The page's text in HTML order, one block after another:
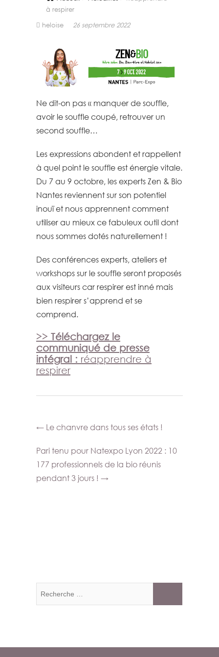
à respirer
heloise
26 septembre 2022
Ne dit-on pas « manquer de souffle,
avoir le souffle coupé, retrouver un
second souffle…
Les expressions abondent et rappellent
à quel point le souffle est énergie vitale.
Du 7 au 9 octobre, les experts Zen & Bio
Nantes reviennent sur son potentiel
inouï et nous apprennent comment
utiliser au mieux ce fabuleux outil dont
nous sommes dotés naturellement !
Des conférences experts, ateliers et
workshops sur le souffle seront proposés
aux visiteurs car respirer est inné mais
bien respirer s’apprend et se
comprend.
>> Téléchargez le
communiqué de presse
intégral : réapprendre à
respirer
← Le chanvre dans tous ses états !
Pari tenu pour Natexpo Lyon 2022 : 10
177 professionnels de la bio réunis
pendant 3 jours ! →
…